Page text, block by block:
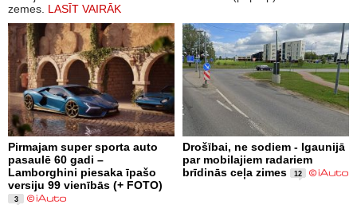
zemes. LASĪT VAIRĀK
Pirmajam super sporta auto
pasaulē 60 gadi –
Lamborghini piesaka īpašo
versiju 99 vienībās (+ FOTO)
3
Drošībai, ne sodiem - Igaunijā
par mobilajiem radariem
brīdinās ceļa zimes
12